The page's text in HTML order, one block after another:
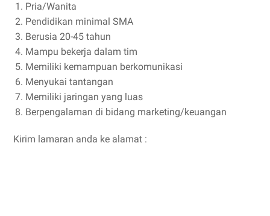
Pria/Wanita
Pendidikan minimal SMA
Berusia 20-45 tahun
Mampu bekerja dalam tim
Memiliki kemampuan berkomunikasi
Menyukai tantangan
Memiliki jaringan yang luas
Berpengalaman di bidang marketing/keuangan
Kirim lamaran anda ke alamat :